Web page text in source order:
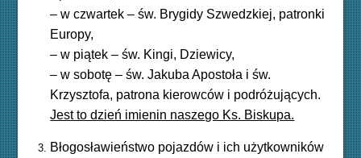
– w czwartek – św. Brygidy Szwedzkiej, patronki
Europy,
– w piątek – św. Kingi, Dziewicy,
– w sobotę – św. Jakuba Apostoła i św.
Krzysztofa, patrona kierowców i podróżujących.
Jest to dzień imienin naszego Ks. Biskupa.
Błogosławieństwo pojazdów i ich użytkowników